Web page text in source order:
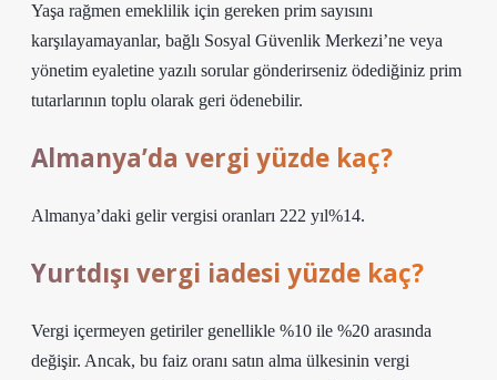
Yaşa rağmen emeklilik için gereken prim sayısını
karşılayamayanlar, bağlı Sosyal Güvenlik Merkezi’ne veya
yönetim eyaletine yazılı sorular gönderirseniz ödediğiniz prim
tutarlarının toplu olarak geri ödenebilir.
Almanya’da vergi yüzde kaç?
Almanya’daki gelir vergisi oranları 222 yıl%14.
Yurtdışı vergi iadesi yüzde kaç?
Vergi içermeyen getiriler genellikle %10 ile %20 arasında
değişir. Ancak, bu faiz oranı satın alma ülkesinin vergi